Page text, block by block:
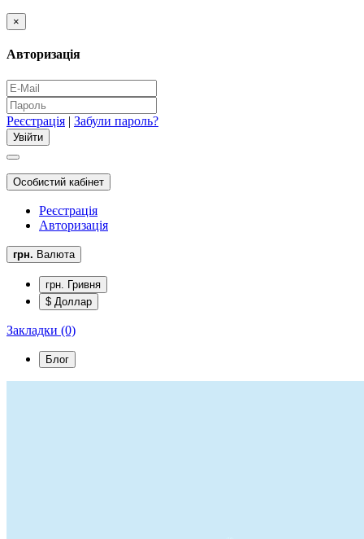
×
Авторизація
Реєстрація | Забули пароль?
Особистий кабінет
Реєстрація
Авторизація
грн. Валюта
грн. Гривня
$ Доллар
Закладки (0)
Блог